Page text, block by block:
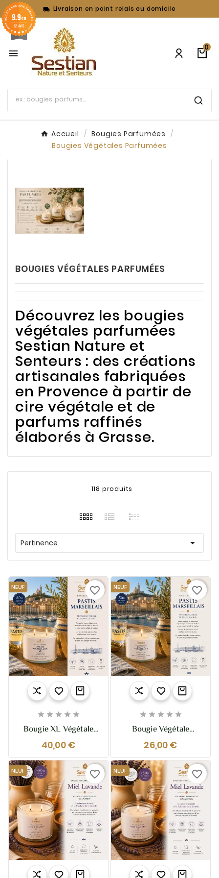
 Livraison en point relais ou domicile

0
Accueil
Bougies Parfumées
Bougies Végétales Parfumées
BOUGIES VÉGÉTALES PARFUMÉES
Découvrez les bougies
végétales parfumées
Sestian Nature et
Senteurs : des créations
artisanales fabriquées
en Provence à partir de
cire végétale et de
parfums raffinés
élaborés à Grasse.
118 produits
Pertinence 
NEUF
    
Bougie XL Végétale
Parfumée Pastis
Marseillais – 370g – 2
Mèches
40,00 €
favorite_border NEUF
    
Bougie Végétale
Parfumée Pastis
Marseillais – 210g –
Solaire Et Fraiche
26,00 €
favorite_border
NEUF favorite_border NEUF favorite_border
9.9/10
62 AVIS